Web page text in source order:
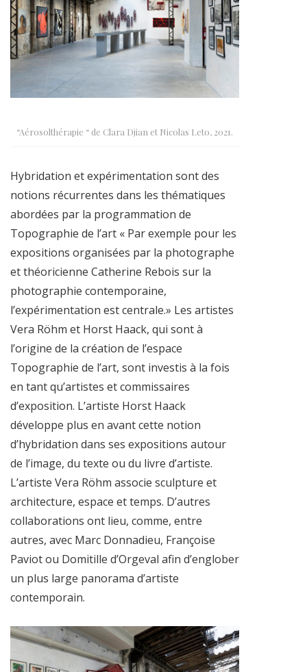
“Aérosolthérapie “ de Clara Djian et Nicolas Leto, 2021.
Hybridation et expérimentation sont des
notions récurrentes dans les thématiques
abordées par la programmation de
Topographie de l’art « Par exemple pour les
expositions organisées par la photographe
et théoricienne Catherine Rebois sur la
photographie contemporaine,
l’expérimentation est centrale.» Les artistes
Vera Röhm et Horst Haack, qui sont à
l’origine de la création de l’espace
Topographie de l’art, sont investis à la fois
en tant qu’artistes et commissaires
d’exposition. L’artiste Horst Haack
développe plus en avant cette notion
d’hybridation dans ses expositions autour
de l’image, du texte ou du livre d’artiste.
L’artiste Vera Röhm associe sculpture et
architecture, espace et temps. D’autres
collaborations ont lieu, comme, entre
autres, avec Marc Donnadieu, Françoise
Paviot ou Domitille d’Orgeval afin d’englober
un plus large panorama d’artiste
contemporain.